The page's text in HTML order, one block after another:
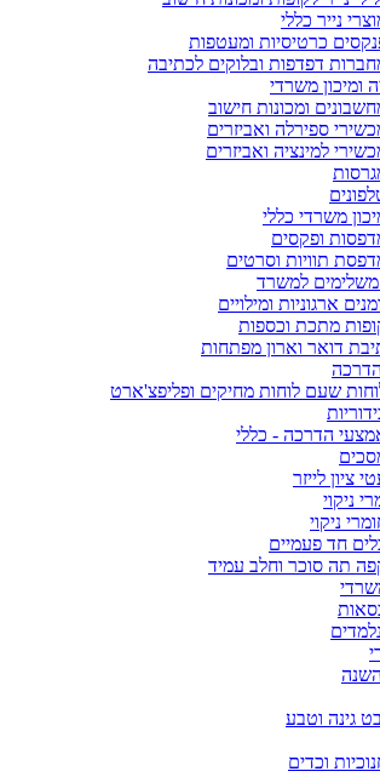
נייר כללי
כרטיסיות ומעטפות
דפדפות ובלוקים לכתיבה
ומיכון משרדי
ומכונות חישוב
ספירלה ואביזרים
למינציה ואביזרים
משרדי כללי
ופקסים
תוויות וסרטים
משלימים למשרד
ארגוניות ומילויים
מתכת וכספות
דואר וארון מפתחות
שעם לוחות מחיקים ופליפצ'ארט
הדרכה - כללי
ציון לייזר
ניקוי
ניקוי
חד פעמיים
תה סוכר וחלב עמיד
גינה וטבע
וכדים